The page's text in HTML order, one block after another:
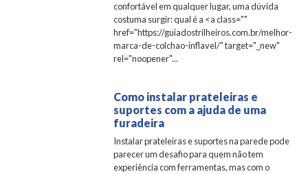
confortável em qualquer lugar, uma dúvida
costuma surgir: qual é a <a class=""
href="https://guiadostrilheiros.com.br/melhor-
marca-de-colchao-inflavel/" target="_new"
rel="noopener"...
Como instalar prateleiras e
suportes com a ajuda de uma
furadeira
Instalar prateleiras e suportes na parede pode
parecer um desafio para quem não tem
experiência com ferramentas, mas com o